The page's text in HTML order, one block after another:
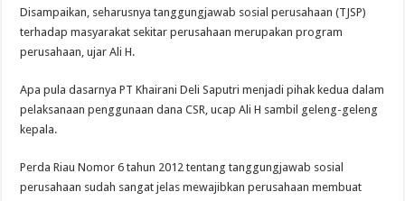
Disampaikan, seharusnya tanggungjawab sosial perusahaan (TJSP)
terhadap masyarakat sekitar perusahaan merupakan program
perusahaan, ujar Ali H.
Apa pula dasarnya PT Khairani Deli Saputri menjadi pihak kedua dalam
pelaksanaan penggunaan dana CSR, ucap Ali H sambil geleng-geleng
kepala.
Perda Riau Nomor 6 tahun 2012 tentang tanggungjawab sosial
perusahaan sudah sangat jelas mewajibkan perusahaan membuat